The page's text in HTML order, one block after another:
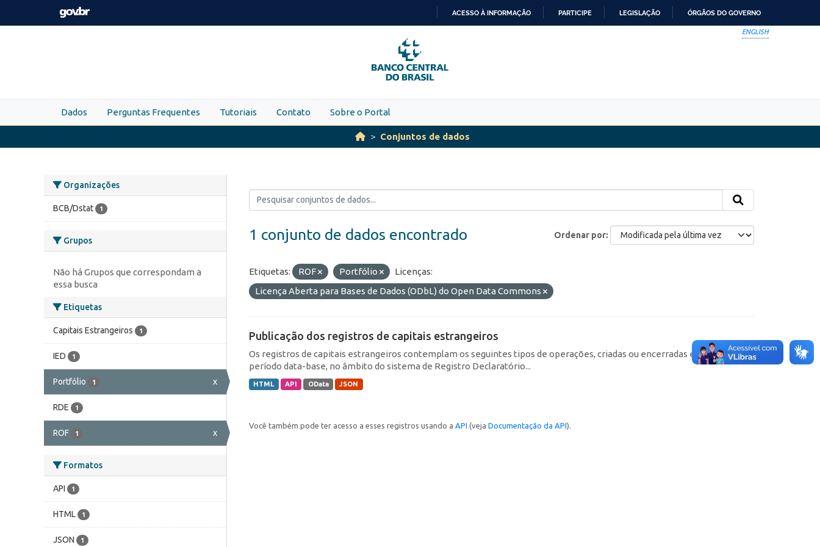
Skip to main content
PARA
O
CONTEÚDO
ACESSO À INFORMAÇÃO PARTICIPE LEGISLAÇÃO ÓRGÃOS DO GOVERNO
ENGLISH
Dados Perguntas Frequentes Tutoriais Contato Sobre o Portal
Conjuntos de dados
Organizações
BCB/Dstat 1
Grupos
Não há Grupos que correspondam a
essa busca
Etiquetas
Capitais Estrangeiros 1
IED 1
Portfólio 1 x
RDE 1
ROF 1 x
Formatos
API 1
HTML 1
JSON 1
Ordenar por
1 conjunto de dados encontrado
Etiquetas: ROF Portfólio
Licenças:
Licença Aberta para Bases de Dados (ODbL) do Open Data Commons
Publicação dos registros de capitais estrangeiros
Os registros de capitais estrangeiros contemplam os seguintes tipos de operações, criadas ou encerradas em cada
período data-base, no âmbito do sistema de Registro Declaratório...
HTML API OData JSON
Você também pode ter acesso a esses registros usando a API (veja Documentação da API).